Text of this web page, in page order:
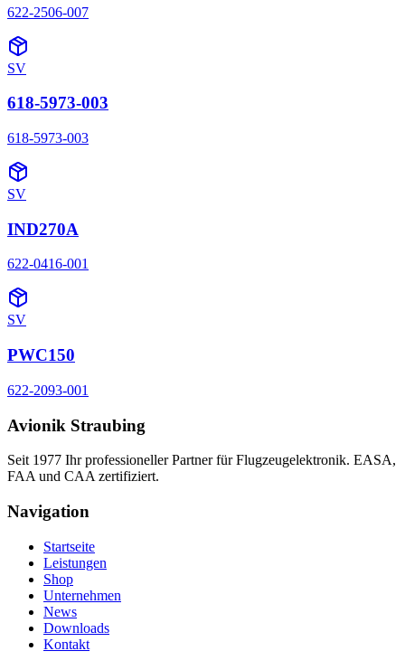
622-2506-007
SV
618-5973-003
618-5973-003
SV
IND270A
622-0416-001
SV
PWC150
622-2093-001
Avionik Straubing
Seit 1977 Ihr professioneller Partner für Flugzeugelektronik. EASA,
FAA und CAA zertifiziert.
Navigation
Startseite
Leistungen
Shop
Unternehmen
News
Downloads
Kontakt